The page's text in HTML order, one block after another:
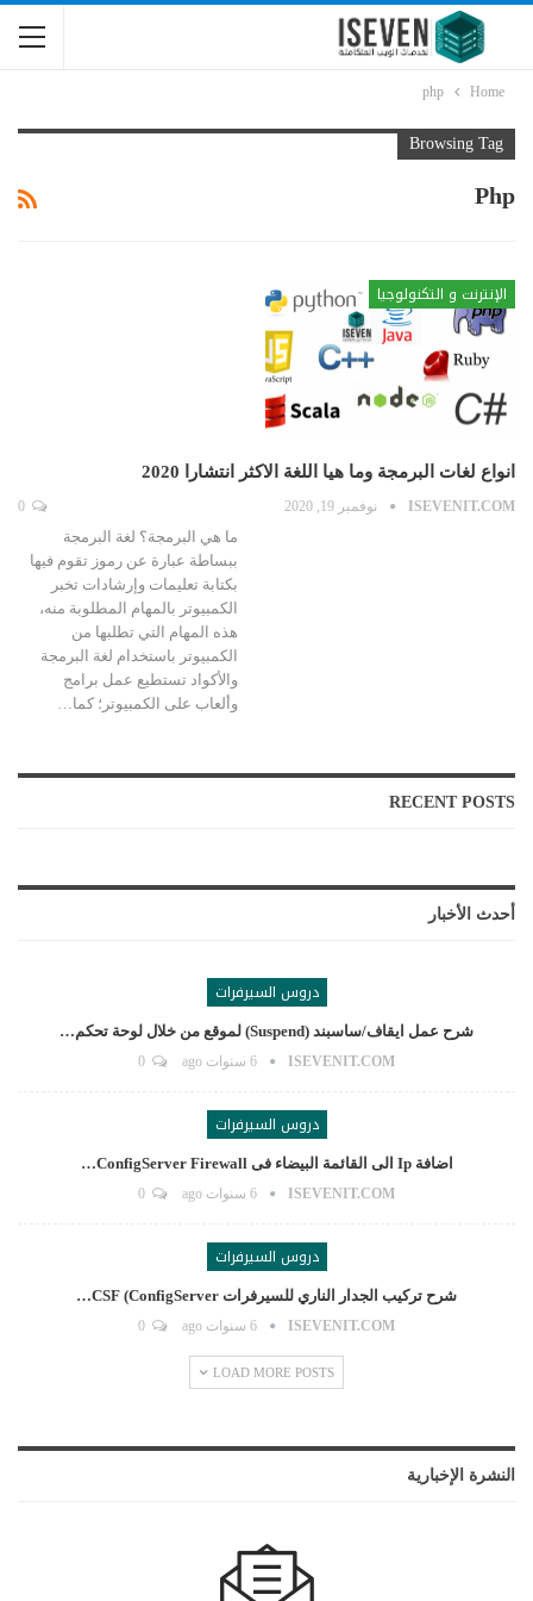
Home
php
Browsing Tag
Php
الإنترنت و التكنولوجيا
انواع لغات البرمجة وما هيا اللغة الاكثر انتشارا 2020
ISEVENIT.COM نوفمبر 19, 2020
ما هي البرمجة؟ لغة البرمجة
ببساطة عبارة عن رموز تقوم فيها
بكتابة تعليمات وإرشادات تخبر
الكمبيوتر بالمهام المطلوبة منه،
هذه المهام التي تطلبها من
الكمبيوتر باستخدام لغة البرمجة
والأكواد تستطيع عمل برامج
وألعاب على الكمبيوتر؛ كما…
RECENT POSTS
أحدث الأخبار
دروس السيرفرات
شرح عمل ايقاف/ساسبند (suspend) لموقع من خلال لوحة تحكم…
ISEVENIT.COM 6 سنوات ago
دروس السيرفرات
اضافة Ip الى القائمة البيضاء فى ConfigServer Firewall…
ISEVENIT.COM 6 سنوات ago
دروس السيرفرات
شرح تركيب الجدار الناري للسيرفرات CSF (ConfigServer…
ISEVENIT.COM 6 سنوات ago
LOAD MORE POSTS
النشرة الإخبارية